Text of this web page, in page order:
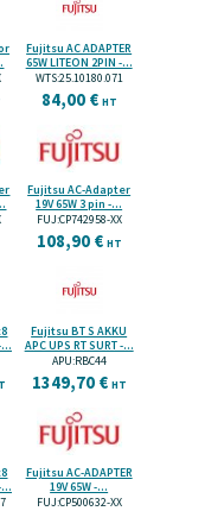
Fujitsu AC ADAPTER
65W LITEON 2PIN -...
WTS:25.10180.071
84,00 € HT
Fujitsu AC-Adapter
19V 65W 3 pin -...
FUJ:CP742958-XX
108,90 € HT
Fujitsu BT S AKKU
APC UPS RT SURT -...
APU:RBC44
1349,70 € HT
Fujitsu AC-ADAPTER
19V 65W -...
FUJ:CP500632-XX